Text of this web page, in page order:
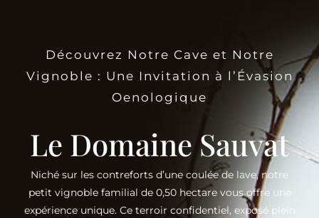
Découvrez Notre Cave et Notre
Vignoble : Une Invitation à l’Évasion
Oenologique
Le Domaine Sauvat
Niché sur les contreforts d’une coulée de lave, notre
petit vignoble familial de 0,50 hectare vous offre une
expérience unique. Ce terroir confidentiel, exposé plein